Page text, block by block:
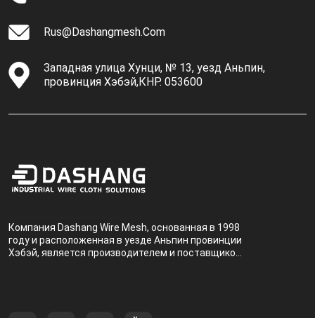
Rus@dashangmesh.com
Западная улица Хунци, № 13, уезд Аньпин,
провинция Хэбэй,КНР. 053600
Компания Dashang Wire Mesh, основанная в 1998
году и расположенная в уезде Аньпин провинции
Хэбэй, является производителем и поставщиком,